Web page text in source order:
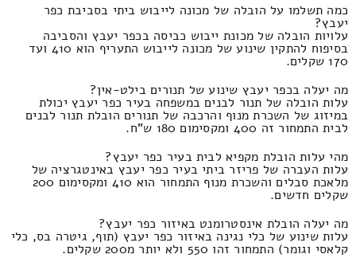
כמה תשלמו על הובלה של מכונה לייבוש ביתי בסביבת כפר
יעבץ?
עלויות הובלה של מכונת ייבוש כביסה בכפר יעבץ והסביבה
בסיפוח להתקין שינוע של מכונה לייבוש התעריף הוא 410 ועד
170 שקלים.
מה יעלה בכפר יעבץ שינוע של תנורים בילט-אין?
עלות הובלה של תנור לבנים במשפחה בעיר כפר יעבץ יכולת
במיזוג של השכרת מנוף והרכבה של תנורים הובלת תנור לבנים
לבית התמחור זה 400 ומקסימום 180 ש"ח.
מהי עלות הובלת מקפיא לבית בעיר כפר יעבץ?
עלות העברה של פריזר ביתי בעיר כפר יעבץ באינטגרציה של
מלאכת סבלים והשכרת מנוף התמחור הוא 410 ומקסימום 200
שקלים חדשים.
מה יעלה הובלת אינסטרומנט באיזור כפר יעבץ?
עלות שינוע של כלי נגינה באיזור כפר יעבץ (תוף, גיטרה בס, כלי
קלאסי וגומר) התמחור זהו 550 ולא יותר מ200 שקלים.